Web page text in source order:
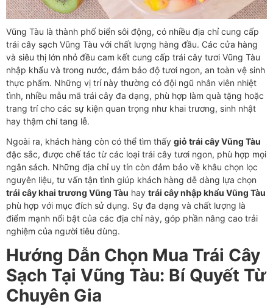
Vũng Tàu là thành phố biển sôi động, có nhiều địa chỉ cung cấp
trái cây sạch Vũng Tàu với chất lượng hàng đầu. Các cửa hàng
và siêu thị lớn nhỏ đều cam kết cung cấp trái cây tươi Vũng Tàu
nhập khẩu và trong nước, đảm bảo độ tươi ngon, an toàn vệ sinh
thực phẩm. Những vị trí này thường có đội ngũ nhân viên nhiệt
tình, nhiều mẫu mã trái cây đa dạng, phù hợp làm quà tặng hoặc
trang trí cho các sự kiện quan trọng như khai trương, sinh nhật
hay thậm chí tang lễ.
Ngoài ra, khách hàng còn có thể tìm thấy giỏ trái cây Vũng Tàu
đặc sắc, được chế tác từ các loại trái cây tươi ngon, phù hợp mọi
ngân sách. Những địa chỉ uy tín còn đảm bảo về khâu chọn lọc
nguyên liệu, tư vấn tận tình giúp khách hàng dễ dàng lựa chọn
trái cây khai trương Vũng Tàu hay trái cây nhập khẩu Vũng Tàu
phù hợp với mục đích sử dụng. Sự đa dạng và chất lượng là
điểm mạnh nổi bật của các địa chỉ này, góp phần nâng cao trải
nghiệm của người tiêu dùng.
Hướng Dẫn Chọn Mua Trái Cây
Sạch Tại Vũng Tàu: Bí Quyết Từ
Chuyên Gia